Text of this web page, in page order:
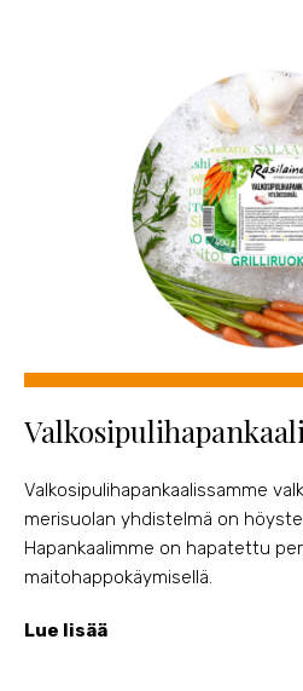
Valkosipulihapankaalissamme
merisuolan yhdistelmä on
Hapankaalimme on hapatettu
maitohappokäymisellä.
Lue lisää